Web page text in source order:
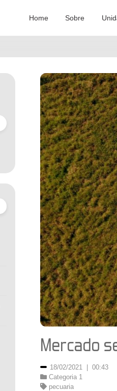
Home Sobre
Mercado
18/02/2021 | 00:43
Categoria 1
pecuaria